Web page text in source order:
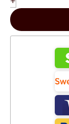
eļļu
daudzums